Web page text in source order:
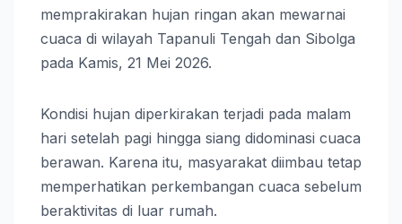
memprakirakan hujan ringan akan mewarnai
cuaca di wilayah Tapanuli Tengah dan Sibolga
pada Kamis, 21 Mei 2026.
Kondisi hujan diperkirakan terjadi pada malam
hari setelah pagi hingga siang didominasi cuaca
berawan. Karena itu, masyarakat diimbau tetap
memperhatikan perkembangan cuaca sebelum
beraktivitas di luar rumah.